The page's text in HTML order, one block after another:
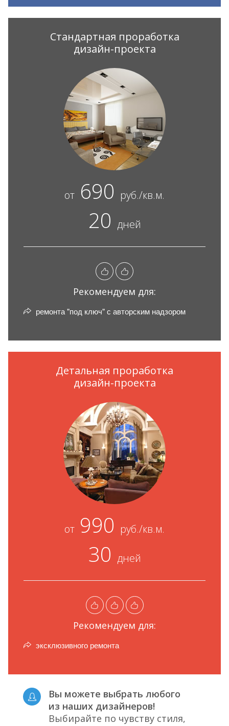
Стандартная проработка
дизайн-проекта
от 690 руб./кв.м.
20 дней
Рекомендуем для:
ремонта "под ключ" с авторским надзором
Детальная проработка
дизайн-проекта
от 990 руб./кв.м.
30 дней
Рекомендуем для:
эксклюзивного ремонта
Вы можете выбрать любого
из наших дизайнеров!
Выбирайте по чувству стиля,